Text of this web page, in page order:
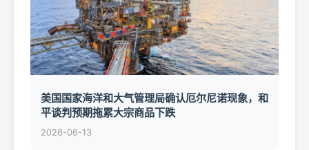
美国国家海洋和大气管理局确认厄尔尼诺现象，和
平谈判预期拖累大宗商品下跌
2026-06-13